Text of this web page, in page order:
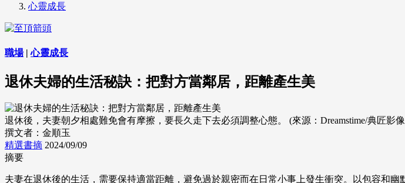
心靈成長
職場|心靈成長
退休夫婦的生活秘訣：把對方當鄰居，距離產生美
退休後，夫妻朝夕相處難免會有摩擦，要長久走下去必須調整心態。 (來源：Dreamstime/典匠影
撰文者：金順玉
精選書摘 2024/09/09
摘要
夫妻在退休後的生活，需要保持適當距離，避免過於親密而在日常小事上發生衝突。以包容和